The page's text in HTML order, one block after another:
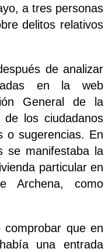
a tres personas
delitos relativos
de analizar
en la web
General de la
los ciudadanos
o sugerencias. En
se manifestaba la
particular en
Archena, como
comprobar que en
una entrada